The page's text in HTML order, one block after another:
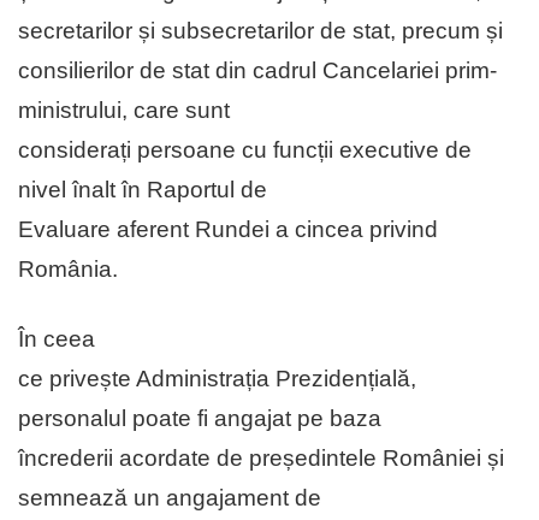
secretarilor și subsecretarilor de stat, precum și
consilierilor de stat din cadrul Cancelariei prim-
ministrului, care sunt
considerați persoane cu funcții executive de
nivel înalt în Raportul de
Evaluare aferent Rundei a cincea privind
România.
În ceea
ce privește Administrația Prezidențială,
personalul poate fi angajat pe baza
încrederii acordate de președintele României și
semnează un angajament de